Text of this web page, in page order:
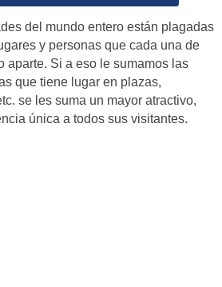
del mundo entero están plagadas
y personas que cada una de
aparte. Si a eso le sumamos las
que tiene lugar en plazas,
se les suma un mayor atractivo,
única a todos sus visitantes.